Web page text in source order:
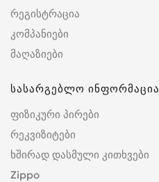
რეგისტრაცია
კომპანიები
მაღაზიები
სასარგებლო ინფორმაცია
ფიზიკური პირები
რეკვიზიტები
ხშირად დასმული კითხვები
Zippo